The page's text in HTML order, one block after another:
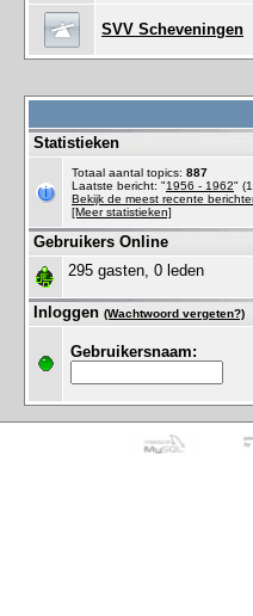
SVV Scheveningen
Statistieken
Totaal aantal topics: 887
Laatste bericht: "1956 - 1962"
Bekijk de meest recente
[Meer statistieken]
Gebruikers Online
295 gasten, 0 leden
Inloggen (Wachtwoord vergeten?)
Gebruikersnaam: